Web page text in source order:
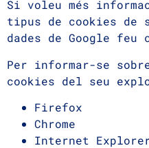
Si voleu més
tipus de cookies de
dades de Google feu
Per informar-se
cookies del seu
Firefox
Chrome
Internet